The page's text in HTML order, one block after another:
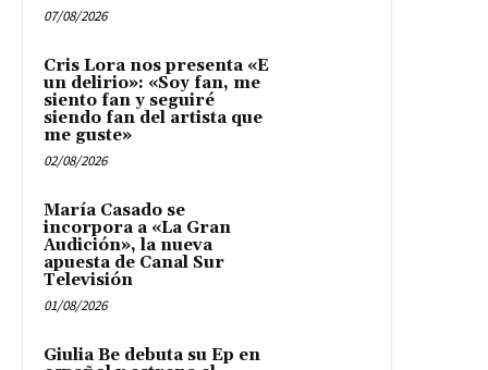
07/08/2026
Cris Lora nos presenta «E
un delirio»: «Soy fan, me
siento fan y seguiré
siendo fan del artista que
me guste»
02/08/2026
María Casado se
incorpora a «La Gran
Audición», la nueva
apuesta de Canal Sur
Televisión
01/08/2026
Giulia Be debuta su Ep en